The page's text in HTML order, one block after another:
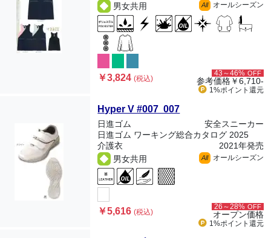
男女共用
All オールシーズン
￥3,824(税込)
43～46% OFF
参考価格￥6,710-
1%ポイント 還元
Hyper V #007 007
日進ゴム
安全スニーカー
日進ゴム ワーキング総合カタログ 2025
介護衣
2021年発売
男女共用
All オールシーズン
￥5,616(税込)
26～28% OFF
オープン価格
1%ポイント 還元